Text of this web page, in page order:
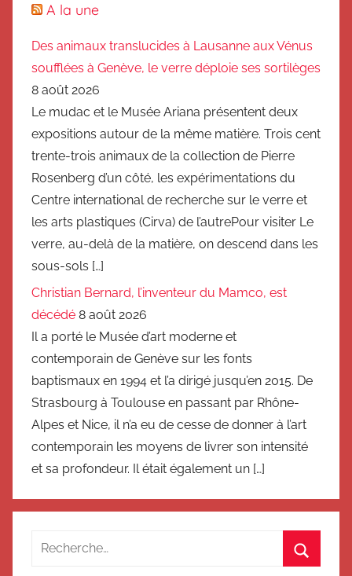
A la une
Des animaux translucides à Lausanne aux Vénus
soufflées à Genève, le verre déploie ses sortilèges
8 août 2026
Le mudac et le Musée Ariana présentent deux
expositions autour de la même matière. Trois cent
trente-trois animaux de la collection de Pierre
Rosenberg d’un côté, les expérimentations du
Centre international de recherche sur le verre et
les arts plastiques (Cirva) de l’autrePour visiter Le
verre, au-delà de la matière, on descend dans les
sous-sols […]
Christian Bernard, l’inventeur du Mamco, est
décédé 8 août 2026
Il a porté le Musée d’art moderne et
contemporain de Genève sur les fonts
baptismaux en 1994 et l’a dirigé jusqu’en 2015. De
Strasbourg à Toulouse en passant par Rhône-
Alpes et Nice, il n’a eu de cesse de donner à l’art
contemporain les moyens de livrer son intensité
et sa profondeur. Il était également un […]
Recherche